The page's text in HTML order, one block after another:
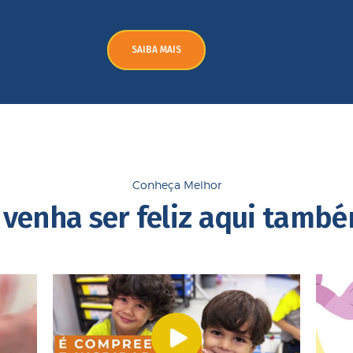
SAIBA MAIS
Conheça Melhor
venha ser feliz aqui